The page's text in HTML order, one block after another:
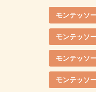
モンテッソ
モンテッソ
モンテッソ
モンテッソ